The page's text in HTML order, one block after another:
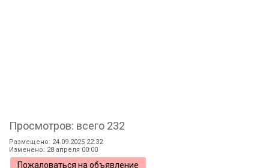
Просмотров: всего 232
Размещено: 24.09.2025 22:32
Изменено: 28 апреля 00:00
Пожаловаться на объявление